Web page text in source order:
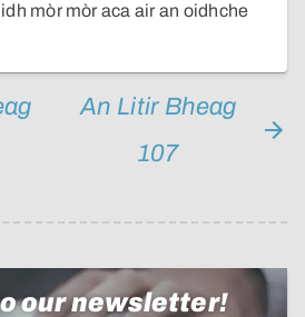
mòr mòr aca air an oidhche
An Litir Bheag
107
our newsletter!